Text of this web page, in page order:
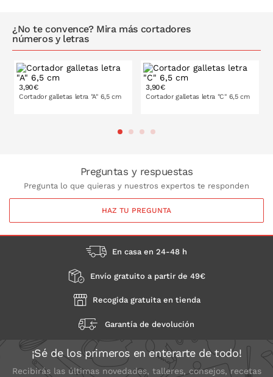
¿No te convence? Mira más cortadores
números y letras
3,90€
Cortador galletas letra "A" 6,5 cm
3,90€
Cortador galletas letra "C" 6,5 cm
Preguntas y respuestas
Pregunta lo que quieras y nuestros expertos te responden
HAZ TU PREGUNTA
En casa en 24-48 h
Envío gratuito a partir de 49€
Recogida gratuita en tienda
Garantía de devolución
¡Sé de los primeros en enterarte de todo!
Recibirás las últimas novedades, talleres, consejos, recetas